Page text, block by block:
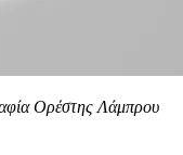
Ορέστης Λάμπρου